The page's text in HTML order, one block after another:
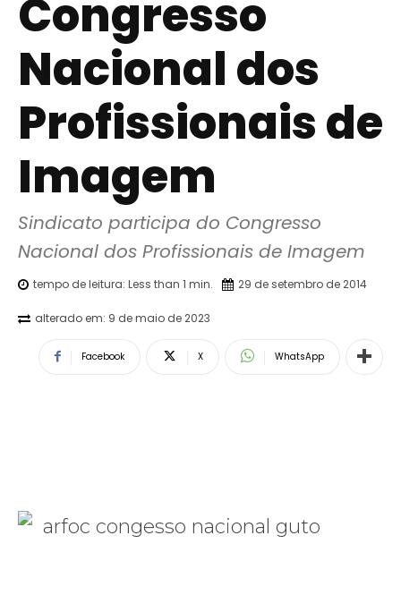
Congresso
Nacional dos
Profissionais de
Imagem
Sindicato participa do Congresso
Nacional dos Profissionais de Imagem
tempo de leitura: Less than 1 min. 29 de setembro de 2014
alterado em: 9 de maio de 2023
Facebook X WhatsApp